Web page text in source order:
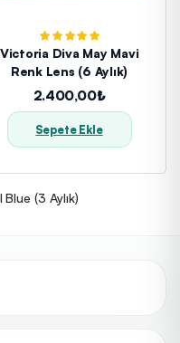
Victoria Diva May Mavi
Renk Lens (6 Aylık)
2.400,00₺
Sepete Ekle
(3 Aylık)